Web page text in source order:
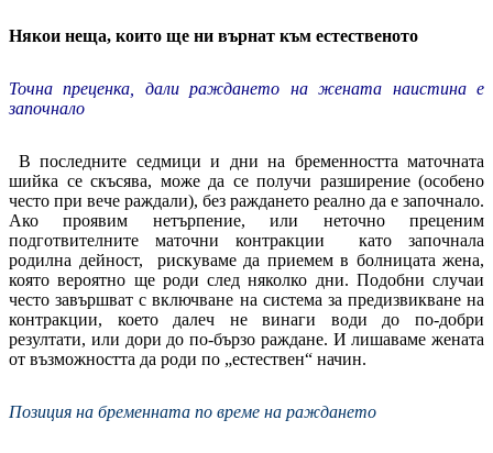
Някои неща, които ще ни върнат към естественото
Точна преценка, дали раждането на жената наистина е
започнало
В последните седмици и дни на бременността маточната
шийка се скъсява, може да се получи разширение (особено
често при вече раждали), без раждането реално да е започнало.
Ако проявим нетърпение, или неточно преценим
подготвителните маточни контракции като започнала
родилна дейност, рискуваме да приемем в болницата жена,
която вероятно ще роди след няколко дни. Подобни случаи
често завършват с включване на система за предизвикване на
контракции, което далеч не винаги води до по-добри
резултати, или дори до по-бързо раждане. И лишаваме жената
от възможността да роди по „естествен“ начин.
Позиция на бременната по време на раждането